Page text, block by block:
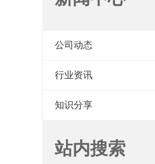
公司动态
行业资讯
知识分享
站内搜索